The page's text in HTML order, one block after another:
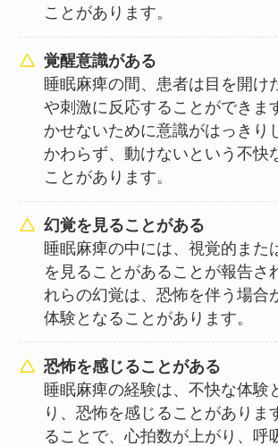
ことがあります。
覚醒意識がある
睡眠麻痺の間、患者は目を開け
や刺激に反応することができま
かせないために意識がはっきり
かわらず、動けないという不快
ことがあります。
幻覚を見ることがある
睡眠麻痺の中には、視覚的また
を見ることがあることが報告さ
れらの幻覚は、恐怖を伴う場合
体験となることがあります。
恐怖を感じることがある
睡眠麻痺の経験は、不快な体験
り、恐怖を感じることがありま
ることで、心拍数が上がり、呼